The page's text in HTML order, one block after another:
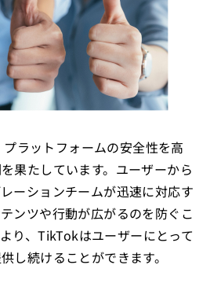
ラットフォームの安全性を高
果たしています。ユーザーから
ーションチームが迅速に対応す
ンツや行動が広がるのを防ぐこ
り、TikTokはユーザーにとって
し続けることができます。